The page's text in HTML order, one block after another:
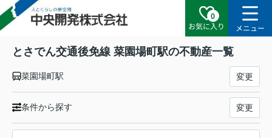
0
お気に入り
メニュー
とさでん交通後免線 菜園場町駅の不動産一覧
菜園場町駅 変更
条件から探す 変更